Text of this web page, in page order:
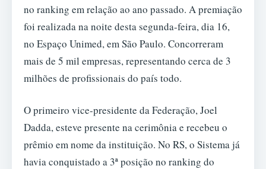
no ranking em relação ao ano passado. A premiação
foi realizada na noite desta segunda-feira, dia 16,
no Espaço Unimed, em São Paulo. Concorreram
mais de 5 mil empresas, representando cerca de 3
milhões de profissionais do país todo.
O primeiro vice-presidente da Federação, Joel
Dadda, esteve presente na cerimônia e recebeu o
prêmio em nome da instituição. No RS, o Sistema já
havia conquistado a 3ª posição no ranking do